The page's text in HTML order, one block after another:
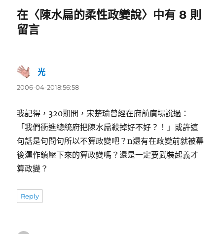
在〈陳水扁的柔性政變說〉中有 8 則
留言
光
示:
2006-04-2018:56:58
我記得，320期間，宋楚瑜曾經在府前廣場說過：
「我們衝進總統府把陳水扁殺掉好不好？！」或許這
句話是句問句所以不算政變吧？n還有在政變前就被幕
後運作鎮壓下來的算政變嗎？還是一定要武裝起義才
算政變？
Reply